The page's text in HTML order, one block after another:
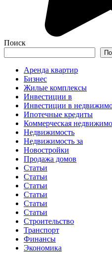
Поиск
Аренда квартир
Бизнес
Жилые комплексы
Инвестиции в
Инвестиции в
Ипотечные кредиты
Коммерческая
Недвижимость
Недвижимость за
Новостройки
Продажа домов
Статьи
Статьи
Статьи
Статьи
Статьи
Статьи
Строительство
Транспорт
Финансы
Экономика